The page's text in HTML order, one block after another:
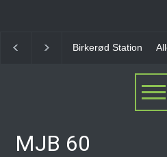
Station Allerød Station
MJB 60